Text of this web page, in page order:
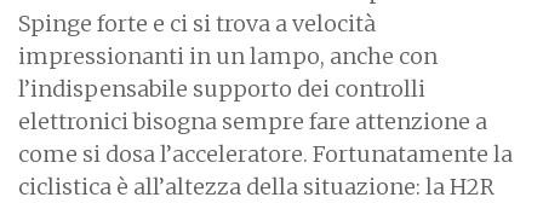
Spinge forte e ci si trova a velocità
impressionanti in un lampo, anche con
l’indispensabile supporto dei controlli
elettronici bisogna sempre fare attenzione a
come si dosa l’acceleratore. Fortunatamente la
ciclistica è all’altezza della situazione: la H2R